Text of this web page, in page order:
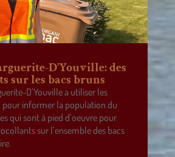
D’Youville: des
sur les bacs bruns
D’Youville a utiliser les
pour informer la population du
qui sont à pied d’oeuvre pour
sur l’ensemble des bacs